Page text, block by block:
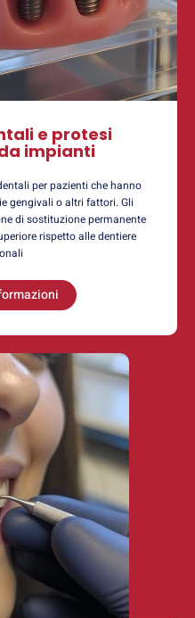
e protesi
impianti
per pazienti che hanno
gengivali o altri fattori. Gli
di sostituzione permanente
rispetto alle dentiere